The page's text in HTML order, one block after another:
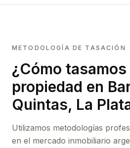
METODOLOGÍA DE TASACIÓN
¿Cómo tasamos
propiedad en
Quintas, La
Utilizamos metodologías
en el mercado inmobiliario